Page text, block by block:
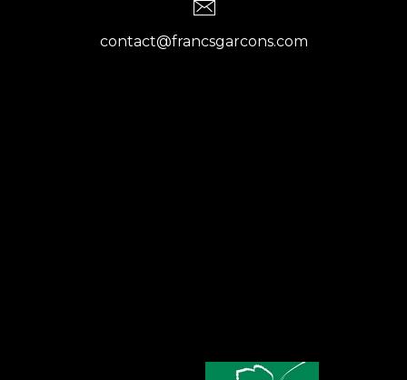
contact@francsgarcons.com